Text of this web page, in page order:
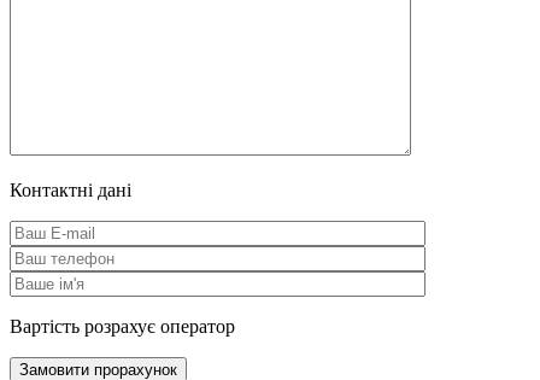
Контактні дані
Вартість розрахує оператор
Замовити прорахунок